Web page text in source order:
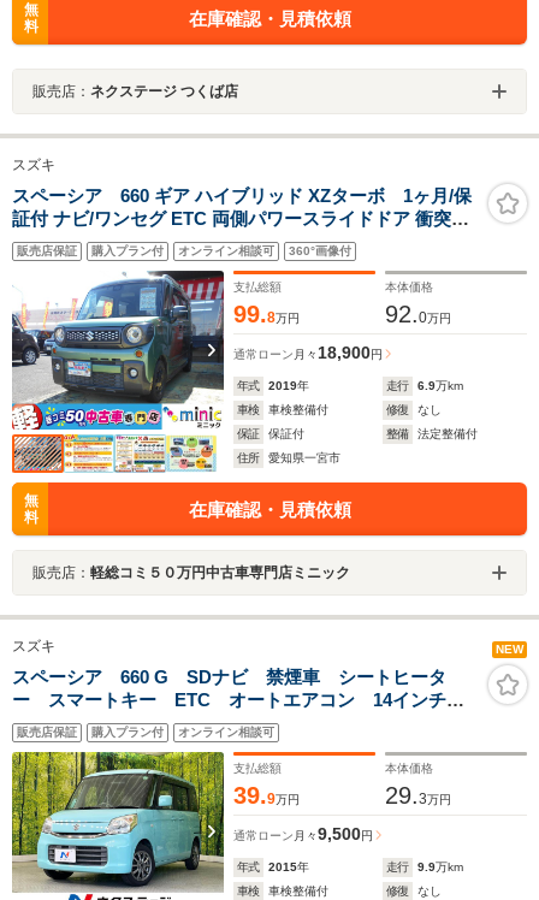
無
料
在庫確認・見積依頼
販売店： ネクステージ つくば店
スズキ
スペーシア 660 ギア ハイブリッド XZターボ 1ヶ月/保
証付 ナビ/ワンセグ ETC 両側パワースライドドア 衝突被
害軽減ブレーキ アイドリングストップ スマートキー/プッ
シュスタート ベンチシート LEDヘッドライト 純正アルミ
ルーフレール
販売店保証 購入プラン付 オンライン相談可 360°画像付
支払総額
99.8万円
本体価格
92.0万円
通常ローン 月々18,900円
年式 2019年 走行 6.9万km
車検
車検整備付 修復
なし
保証
保証付 整備
法定整備付
住所
愛知県一宮市
無
料
在庫確認・見積依頼
販売店： 軽総コミ５０万円中古車専門店ミニック
スズキ NEW
スペーシア 660 G SDナビ 禁煙車 シートヒータ
ー スマートキー ETC オートエアコン 14インチア
ルミ アイドリングストップ 両側スライド アームレ
スト 電動格納ミラー
販売店保証 購入プラン付 オンライン相談可
支払総額
39.9万円
本体価格
29.3万円
通常ローン 月々9,500円
年式 2015年 走行 9.9万km
車検
車検整備付 修復
なし